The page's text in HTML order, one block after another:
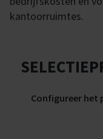
kantoorruimtes.
Configureer het